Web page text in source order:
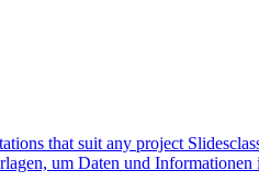
that suit any project
um Daten und